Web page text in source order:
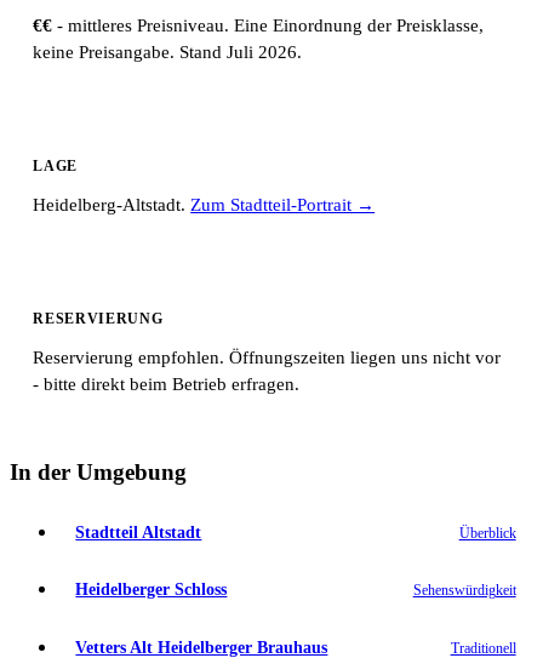
€€ - mittleres Preisniveau. Eine Einordnung der Preisklasse,
keine Preisangabe. Stand Juli 2026.
LAGE
Heidelberg-Altstadt. Zum Stadtteil-Portrait →
RESERVIERUNG
Reservierung empfohlen. Öffnungszeiten liegen uns nicht vor
- bitte direkt beim Betrieb erfragen.
In der Umgebung
Stadtteil Altstadt Überblick
Heidelberger Schloss Sehenswürdigkeit
Vetters Alt Heidelberger Brauhaus Traditionell